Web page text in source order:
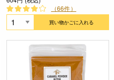
（66件）
買い物かごに入れる